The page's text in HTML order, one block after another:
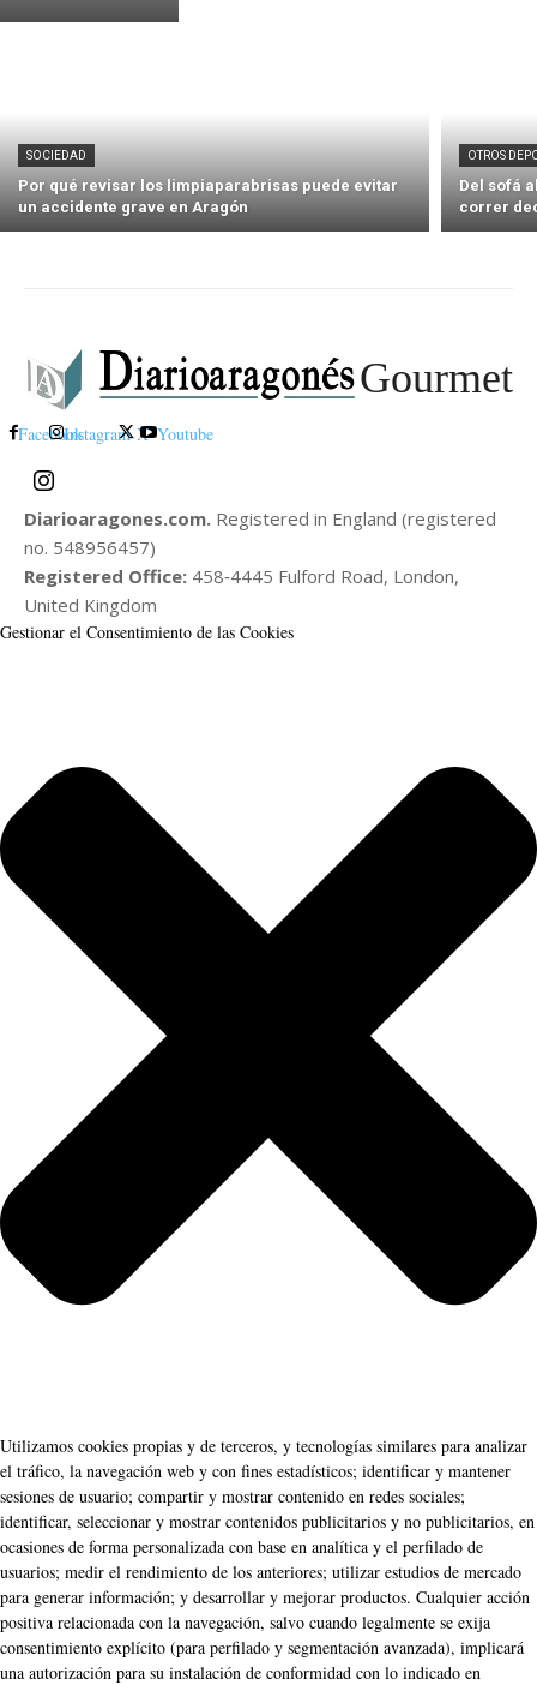
SOCIEDAD
Por qué revisar los limpiaparabrisas puede evitar
un accidente grave en Aragón
OTROS
Del sofá
correr
Gourmet
FacebookInstagram X Youtube
Diarioaragones.com. Registered in England (registered
no. 548956457)
Registered Office: 458‑4445 Fulford Road, London,
United Kingdom
Gestionar el Consentimiento de las Cookies
Utilizamos cookies propias y de terceros, y tecnologías similares para analizar
el tráfico, la navegación web y con fines estadísticos; identificar y mantener
sesiones de usuario; compartir y mostrar contenido en redes sociales;
identificar, seleccionar y mostrar contenidos publicitarios y no publicitarios, en
ocasiones de forma personalizada con base en analítica y el perfilado de
usuarios; medir el rendimiento de los anteriores; utilizar estudios de mercado
para generar información; y desarrollar y mejorar productos. Cualquier acción
positiva relacionada con la navegación, salvo cuando legalmente se exija
consentimiento explícito (para perfilado y segmentación avanzada), implicará
una autorización para su instalación de conformidad con lo indicado en